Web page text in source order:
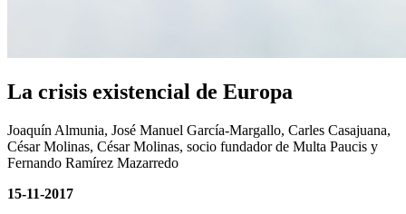
La crisis existencial de Europa
Joaquín Almunia, José Manuel García-Margallo, Carles Casajuana,
César Molinas, César Molinas, socio fundador de Multa Paucis y
Fernando Ramírez Mazarredo
15-11-2017